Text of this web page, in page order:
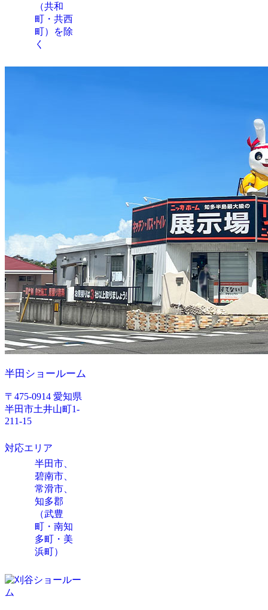
（共和
町・共西
町）を除
く
半田ショールーム
〒475-0914 愛知県
半田市土井山町1-
211-15
対応エリア
半田市、
碧南市、
常滑市、
知多郡
（武豊
町・南知
多町・美
浜町）